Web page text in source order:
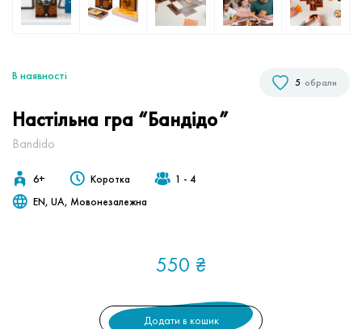
В наявностi обрали
5
Настільна гра “Бандідо”
Bandido
6+ Коротка
1 - 4
EN, UA, Мовонезалежна
550 ₴
Додати в кошик